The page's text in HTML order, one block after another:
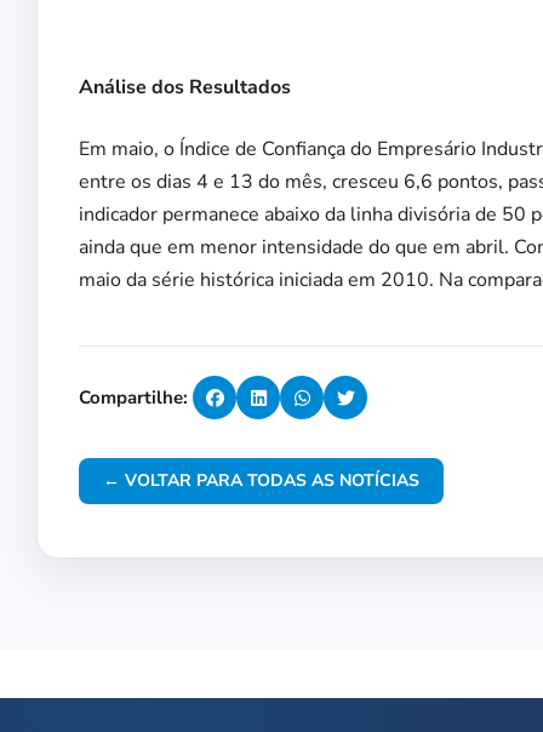
Análise dos Resultados
Em maio, o Índice de Confiança do Empresário
entre os dias 4 e 13 do mês, cresceu 6,6 pontos,
indicador permanece abaixo da linha divisória de
ainda que em menor intensidade do que em abril.
maio da série histórica iniciada em 2010. Na
Compartilhe:
← VOLTAR PARA TODAS AS NOTÍCIAS